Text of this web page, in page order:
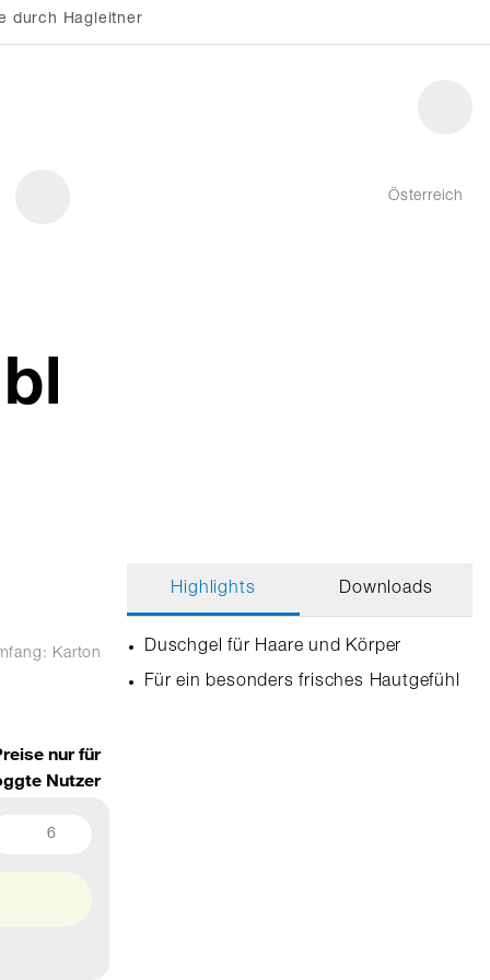
durch Hagleitner
Österreich
Karton
nur für
Nutzer
6
Highlights Downloads
Duschgel für Haare und Körper
Für ein besonders frisches Hautgefühl